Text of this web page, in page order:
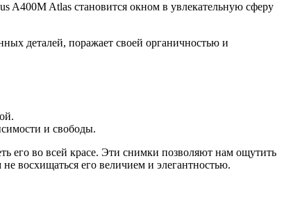
Atlas становится окном в увлекательную сферу
деталей, поражает своей органичностью и
и свободы.
его во всей красе. Эти снимки позволяют нам ощутить
восхищаться его величием и элегантностью.